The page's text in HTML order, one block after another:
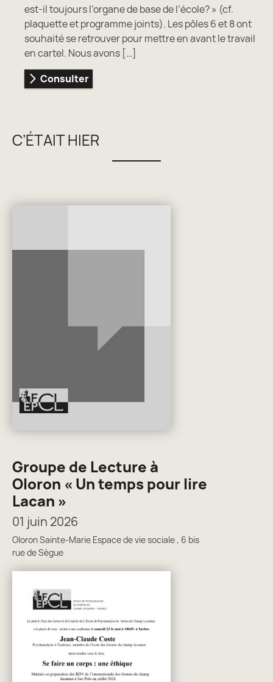
est-il toujours l’organe de base de l’école? » (cf.
plaquette et programme joints). Les pôles 6 et 8 ont
souhaité se retrouver pour mettre en avant le travail
en cartel. Nous avons […]
Consulter
C’ÉTAIT HIER
Groupe de Lecture à
Oloron « Un temps pour lire
Lacan »
01 juin 2026
Oloron Sainte-Marie Espace de vie sociale , 6 bis
rue de Sègue